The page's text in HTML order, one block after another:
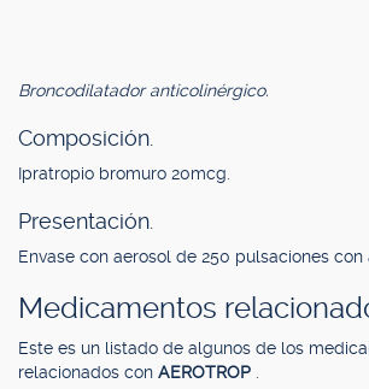
Broncodilatador anticolinérgico.
Composición.
Ipratropio bromuro 20mcg.
Presentación.
Envase con aerosol de 250 pulsaciones
Medicamentos
Este es un listado de algunos de los
relacionados con AEROTROP